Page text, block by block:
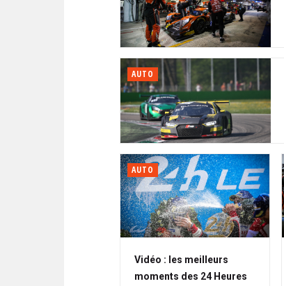
AUTO
AUTO
Vidéo : les meilleurs
moments des 24 Heures